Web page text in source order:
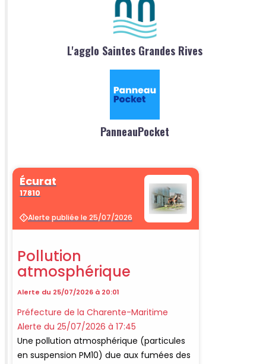
L'agglo Saintes Grandes Rives
PanneauPocket